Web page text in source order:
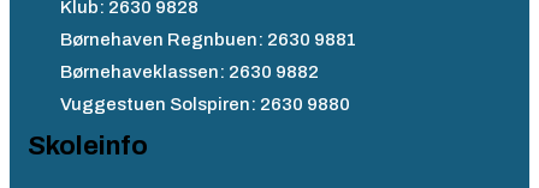
Klub: 2630 9828
Børnehaven Regnbuen: 2630 9881
Børnehaveklassen: 2630 9882
Vuggestuen Solspiren: 2630 9880
Skoleinfo